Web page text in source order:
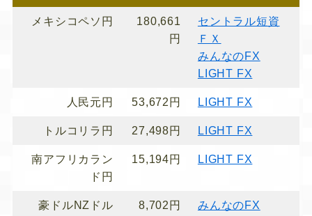
メキシコペソ円
180,661
円
セントラル短資
ＦＸ
みんなのFX
LIGHT FX
人民元円 53,672円 LIGHT FX
トルコリラ円 27,498円 LIGHT FX
南アフリカラン
ド円
15,194円 LIGHT FX
豪ドルNZドル
8,702円 みんなのFX